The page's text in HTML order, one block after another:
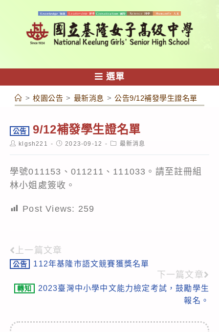
容
選單
> 校園公告 > 最新消息 > 公告9/12補發學生證名單
公告 9/12補發學生證名單
Postklgsh221
Post2023-09-12
Post最新消息
學號011153、011211、111033。請至註冊組
林小姐處簽收。
Post Views: 259
Read
more
articles
上一篇文章
公告 112年基隆市語文競賽獲獎名單
下一篇文章
轉知
2023臺灣中小學中文能力檢定考試，鼓勵學生
報名。